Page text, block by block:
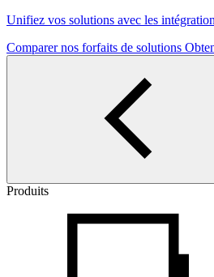
Unifiez vos solutions avec les
Comparer nos forfaits de solutions
Produits